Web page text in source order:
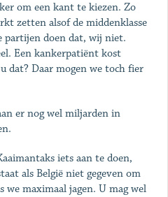
om een kant te kiezen. Zo
zetten alsof de middenklasse
partijen doen dat, wij niet.
Een kankerpatiënt kost
dat? Daar mogen we toch fier
er nog wel miljarden in
iets aan te doen,
als België niet gegeven om
we maximaal jagen. U mag wel